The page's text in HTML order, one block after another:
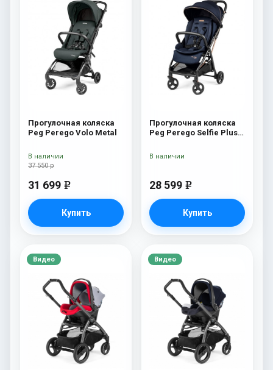
Прогулочная коляска
Peg Perego Volo Metal
37 550 р
31 699 e
Купить
В наличии
Прогулочная коляска
Peg Perego Selfie Plus
28 599 e
Купить
В наличии
Видео Видео